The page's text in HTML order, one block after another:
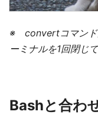
※ convertコマンド
ーミナルを1回閉じ
Bashと合わ